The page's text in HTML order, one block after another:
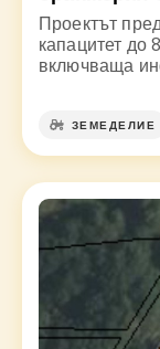
Проектът
капацитет до
включваща
ЗЕМЕДЕЛИЕ